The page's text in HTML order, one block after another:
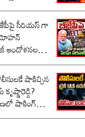
సీరియస్ గా
మోహన్
ఆందోళనలకు
షాకిచ్చిన
షాకింగ్